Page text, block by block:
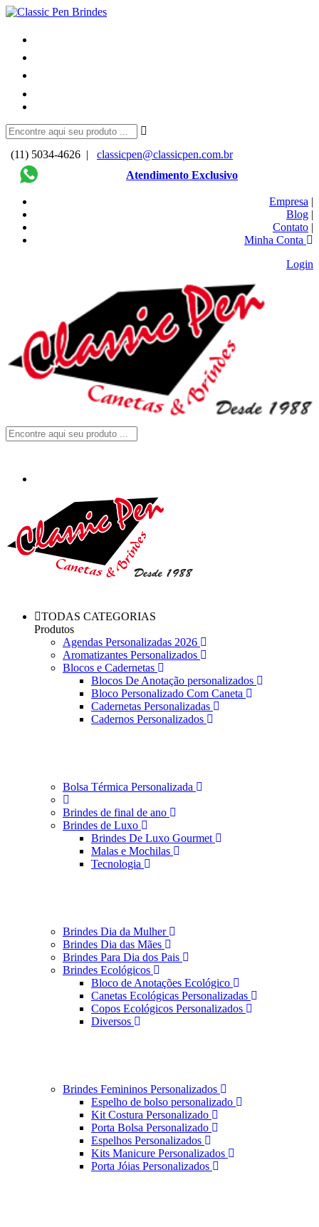
(11) 5034-4626 |
classicpen@classicpen.com.br
Atendimento Exclusivo
Empresa |
Blog |
Contato |
Minha Conta
Login
TODAS CATEGORIAS
Produtos
Agendas Personalizadas 2026
Aromatizantes Personalizados
Blocos e Cadernetas
Blocos De Anotação personalizados
Bloco Personalizado Com Caneta
Cadernetas Personalizadas
Cadernos Personalizados
Bolsa Térmica Personalizada
Brindes de final de ano
Brindes de Luxo
Brindes De Luxo Gourmet
Malas e Mochilas
Tecnologia
Brindes Dia da Mulher
Brindes Dia das Mães
Brindes Para Dia dos Pais
Brindes Ecológicos
Bloco de Anotações Ecológico
Canetas Ecológicas Personalizadas
Copos Ecológicos Personalizados
Diversos
Brindes Femininos Personalizados
Espelho de bolso personalizado
Kit Costura Personalizado
Porta Bolsa Personalizado
Espelhos Personalizados
Kits Manicure Personalizados
Porta Jóias Personalizados